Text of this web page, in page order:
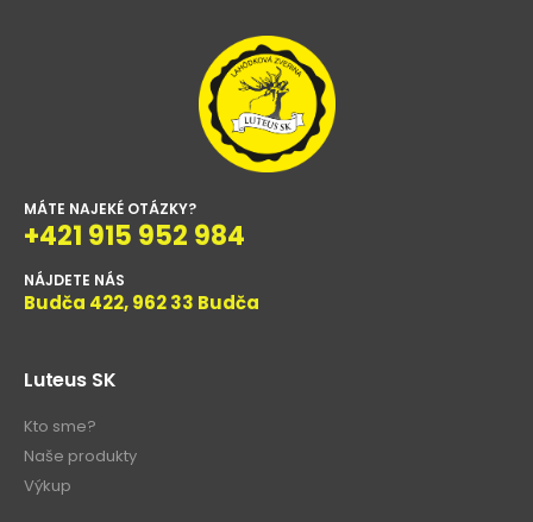
MÁTE NAJEKÉ OTÁZKY?
+421 915 952 984
NÁJDETE NÁS
Budča 422, 962 33 Budča
Luteus SK
Kto sme?
Naše produkty
Výkup